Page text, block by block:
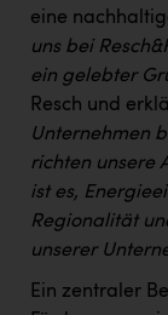
eine
uns bei
ein gelebter
Resch und
Unternehmen
richten unsere
ist es,
Regionalität
unserer
Ein zentraler